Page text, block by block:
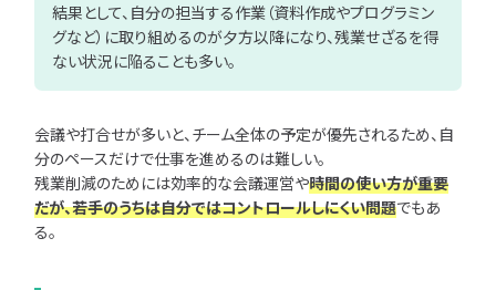
結果として、自分の担当する作業（資料作成やプログラミン
グなど）に取り組めるのが夕方以降になり、残業せざるを得
ない状況に陥ることも多い。
会議や打合せが多いと、チーム全体の予定が優先されるため、自
分のペースだけで仕事を進めるのは難しい。
残業削減のためには効率的な会議運営や時間の使い方が重要
だが、若手のうちは自分ではコントロールしにくい問題でもあ
る。